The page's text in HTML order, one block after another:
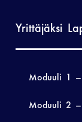
Yrittäjäksi
Moduuli 1
Moduuli 2